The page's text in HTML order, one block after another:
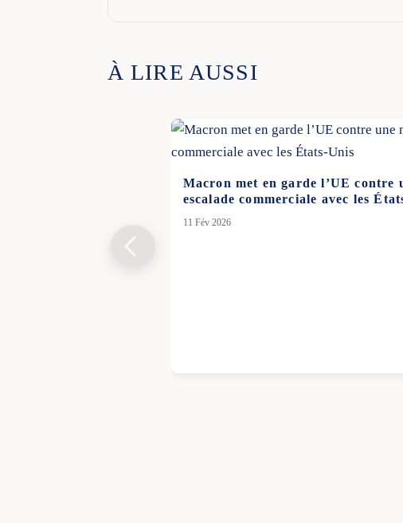
À LIRE AUSSI
Macron met en garde l’UE contre
escalade commerciale avec les
11 Fév 2026